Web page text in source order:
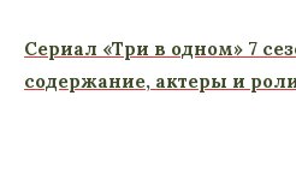
Сериал «Три в одном» 7
содержание, актеры и